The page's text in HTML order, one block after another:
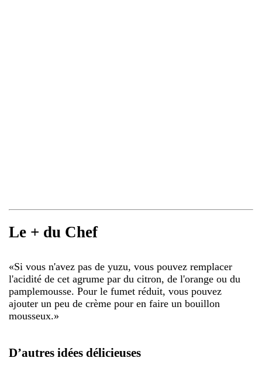
Le + du Chef
«Si vous n'avez pas de yuzu, vous pouvez remplacer
l'acidité de cet agrume par du citron, de l'orange ou du
pamplemousse. Pour le fumet réduit, vous pouvez
ajouter un peu de crème pour en faire un bouillon
mousseux.»
D’autres idées délicieuses